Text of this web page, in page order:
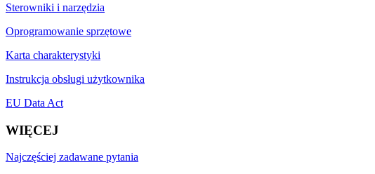
Sterowniki i narzędzia
Oprogramowanie sprzętowe
Karta charakterystyki
Instrukcja obsługi użytkownika
EU Data Act
WIĘCEJ
Najczęściej zadawane pytania